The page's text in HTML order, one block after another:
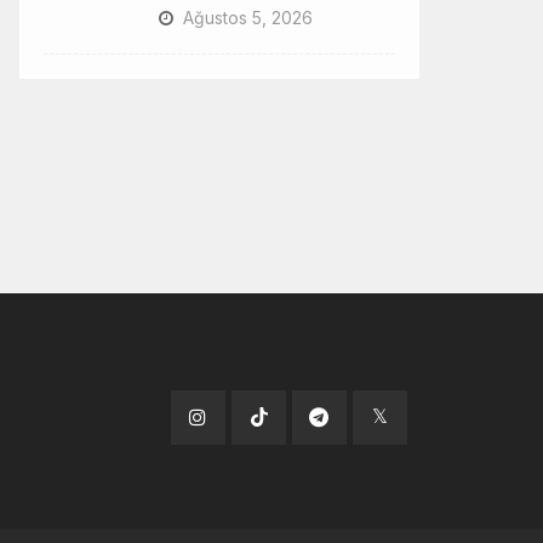
Ağustos 5, 2026
Tiktok